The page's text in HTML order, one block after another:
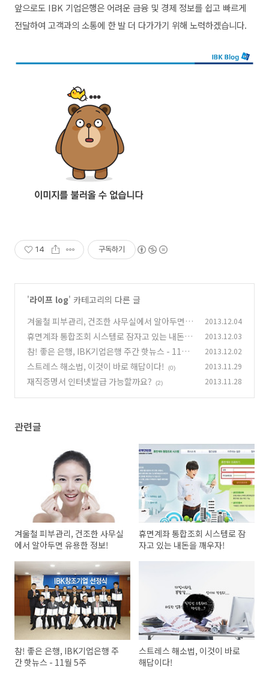
앞으로도 IBK 기업은행은 어려운 금융 및 경제 정보를 쉽고 빠르게
전달하여 고객과의 소통에 한 발 더 다가가기 위해 노력하겠습니다.
14 구독하기
'라이프 log' 카테고리의 다른 글
겨울철 피부관리, 건조한 사무실에서 알아두면
유용한 정보! (0)
2013.12.04
휴면계좌 통합조회 시스템로 잠자고 있는 내돈을
깨우자!
(7)
2013.12.03
참! 좋은 은행, IBK기업은행 주간 핫뉴스 - 11월
5주 (0)
2013.12.02
스트레스 해소법, 이것이 바로 해답이다! (0) 2013.11.29
재직증명서 인터넷발급 가능할까요? (2) 2013.11.28
관련글
겨울철 피부관리, 건조한 사무실
에서 알아두면 유용한 정보!
휴면계좌 통합조회 시스템로 잠
자고 있는 내돈을 깨우자!
참! 좋은 은행, IBK기업은행 주
간 핫뉴스 - 11월 5주
스트레스 해소법, 이것이 바로
해답이다!